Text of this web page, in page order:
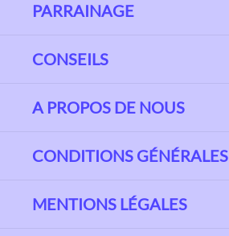
PARRAINAGE
CONSEILS
A PROPOS DE NOUS
CONDITIONS GÉNÉRALES
MENTIONS LÉGALES